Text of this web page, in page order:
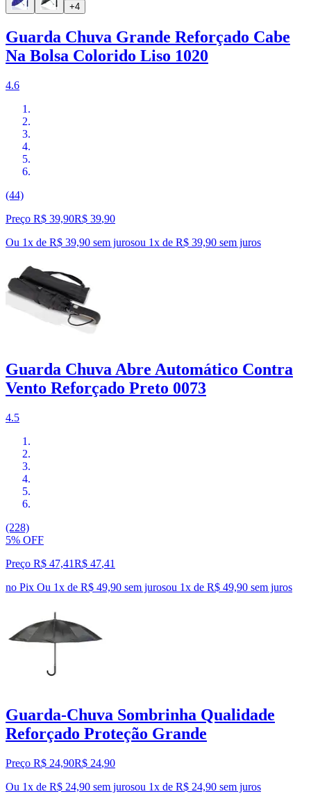
+4
Guarda Chuva Grande Reforçado Cabe
Na Bolsa Colorido Liso 1020
4.6
(44)
Preço R$ 39,90R$ 39,90
Ou 1x de R$ 39,90 sem jurosou 1x de R$ 39,90 sem juros
Guarda Chuva Abre Automático Contra
Vento Reforçado Preto 0073
4.5
(228)
5% OFF
Preço R$ 47,41R$ 47,41
no Pix Ou 1x de R$ 49,90 sem jurosou 1x de R$ 49,90 sem juros
Guarda-Chuva Sombrinha Qualidade
Reforçado Proteção Grande
Preço R$ 24,90R$ 24,90
Ou 1x de R$ 24,90 sem jurosou 1x de R$ 24,90 sem juros